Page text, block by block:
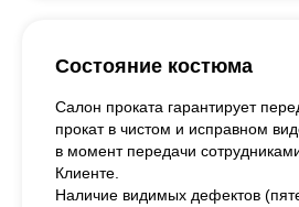
Состояние костюма
Салон проката гарантирует
прокат в чистом и исправном
в момент передачи
Клиенте.
Наличие видимых дефектов